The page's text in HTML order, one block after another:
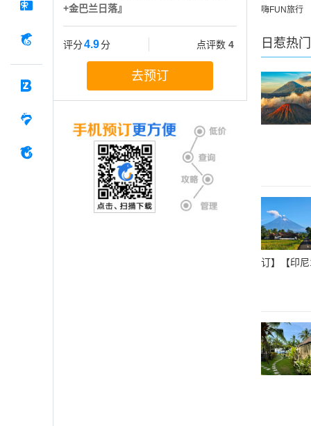
+金巴兰日落』
评分4.9分 点评数 4
去预订
嗨FUN旅行
日惹热
订】【印